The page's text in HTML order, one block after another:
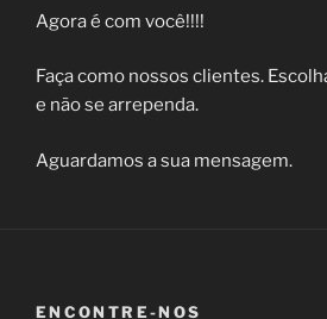
Agora é com você!!!!
Faça como nossos clientes.
e não se arrependa.
Aguardamos a sua mensagem.
ENCONTRE-NOS